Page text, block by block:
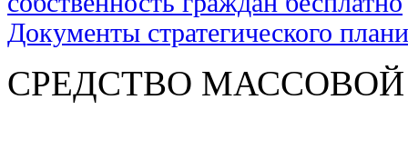
Документы стратегического
СРЕДСТВО